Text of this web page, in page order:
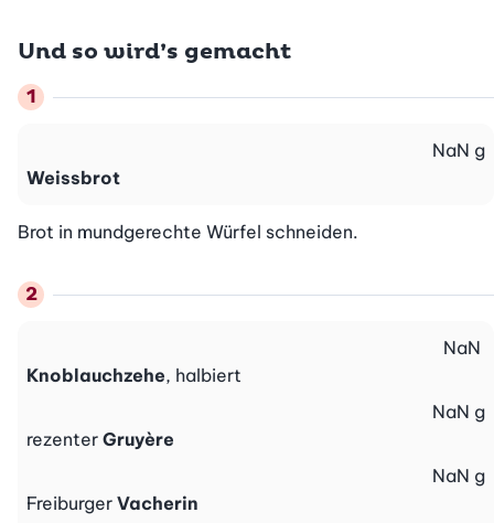
Und so wird’s gemacht
Weissbrot
NaN g
Brot in mundgerechte Würfel schneiden.
Knoblauchzehe, halbiert
NaN
rezenter Gruyère
NaN g
Freiburger Vacherin
NaN g